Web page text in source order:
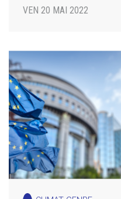
VEN 20 MAI 2022